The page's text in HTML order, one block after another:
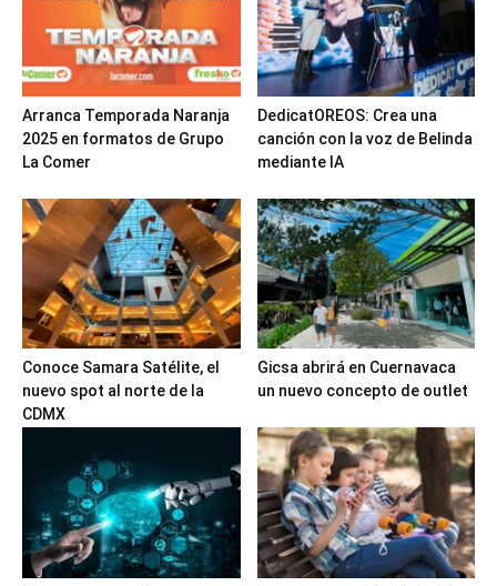
Arranca Temporada Naranja
2025 en formatos de Grupo
La Comer
DedicatOREOS: Crea una
canción con la voz de Belinda
mediante IA
Conoce Samara Satélite, el
nuevo spot al norte de la
CDMX
Gicsa abrirá en Cuernavaca
un nuevo concepto de outlet